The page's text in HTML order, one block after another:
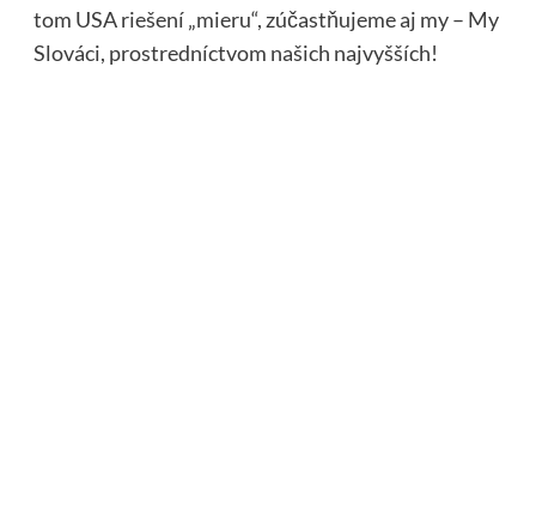
tom USA riešení „mieru“, zúčastňujeme aj my – My
Slováci, prostredníctvom našich najvyšších!